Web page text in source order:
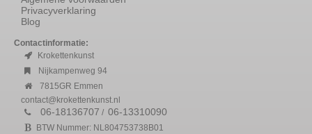
Privacyverklaring
Blog
Contactinformatie:
Krokettenkunst
Nijkampenweg 94
7815GR Emmen
contact@krokettenkunst.nl
06-18136707 / 06-13310090
BTW Nummer: NL804753738B01